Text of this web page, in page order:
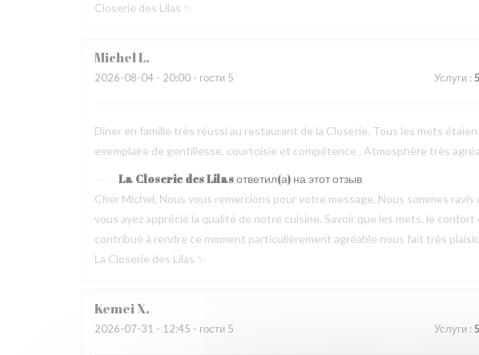
Closerie des Lilas ✨
MichelL
2026-08-04 - 20:00 - гости 5 Услуги: 5
Dîner en famille très réussi au restaurant de la Closerie. Tous les mets
exemplaire de gentillesse, courtoisie et compétence . Atmosphère très
La Closerie des Lilasответил(а) на этот отзыв
Cher Michel, Nous vous remercions pour votre message. Nous sommes
vous ayez apprécié la qualité de notre cuisine. Savoir que les mets, le
contribué à rendre ce moment particulièrement agréable nous fait très
La Closerie des Lilas ✨
KemeiX
2026-07-31 - 12:45 - гости 5 Услуги: 5